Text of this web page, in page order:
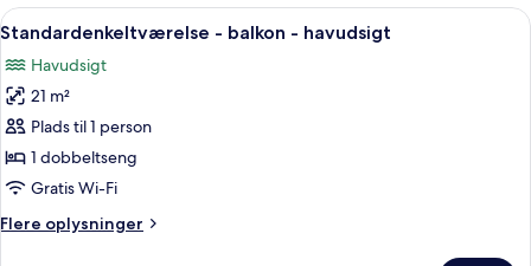
balkon
havudsigt
Indlæs
alle
billeder
af
Standardenkeltværelse
-
balkon
havudsigt
Et hotelværelse med seng,
5
Standardenkeltværelse - balkon - havudsigt
Havudsigt
21 m²
Plads til 1 person
1 dobbeltseng
Gratis Wi-Fi
Flere oplysninger
Flere